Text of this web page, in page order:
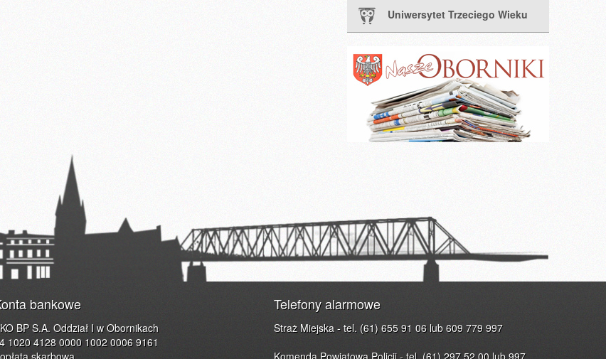
Uniwersytet Trzeciego Wieku
bankowe
BP S.A. Oddział I w Obornikach
1020 4128 0000 1002 0006 9161
Telefony alarmowe
Straż Miejska - tel. (61) 655 91 06 lub 609 779 997